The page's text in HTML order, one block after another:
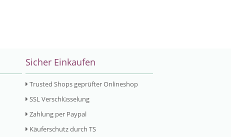
Sicher Einkaufen
Trusted Shops geprüfter Onlineshop
SSL Verschlüsselung
Zahlung per Paypal
Käuferschutz durch TS